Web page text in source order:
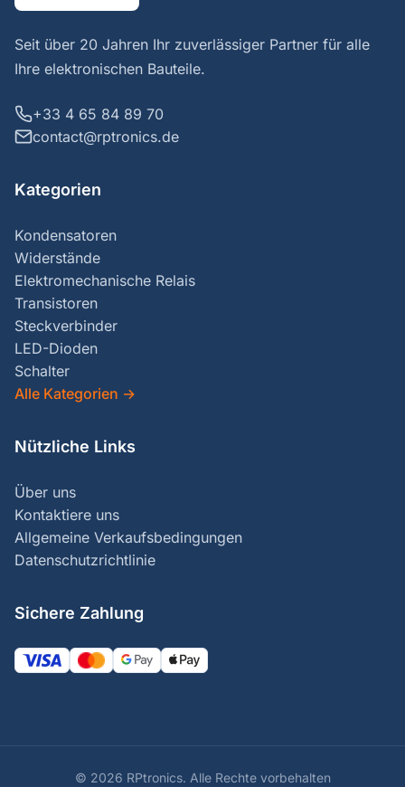
Seit über 20 Jahren Ihr zuverlässiger Partner für alle
Ihre elektronischen Bauteile.
+33 4 65 84 89 70
contact@rptronics.de
Kategorien
Kondensatoren
Widerstände
Elektromechanische Relais
Transistoren
Steckverbinder
LED-Dioden
Schalter
Alle Kategorien →
Nützliche Links
Über uns
Kontaktiere uns
Allgemeine Verkaufsbedingungen
Datenschutzrichtlinie
Sichere Zahlung
© 2026 RPtronics. Alle Rechte vorbehalten